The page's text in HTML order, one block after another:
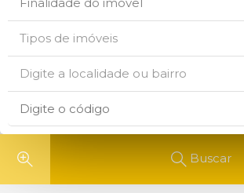
Tipos de imóveis
Digite a localidade ou bairro
Buscar